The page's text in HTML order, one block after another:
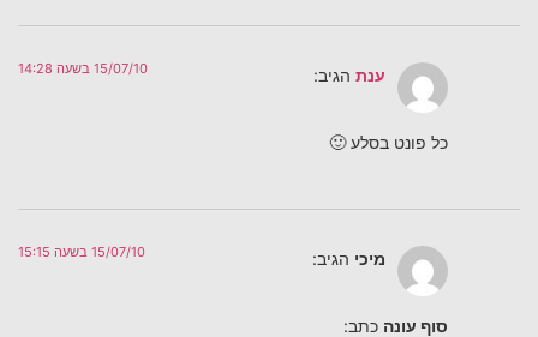
ענת הגיב: 15/07/10 בשעה 14:28
כל פונט בסלע 🙂
מיכי הגיב: 15/07/10 בשעה 15:15
סוף עונה כתב: